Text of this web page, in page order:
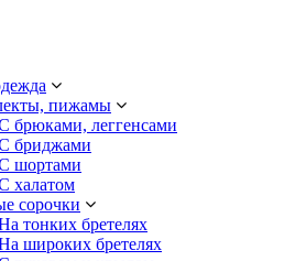
пижамы
брюками, леггенсами
бриджами
шортами
халатом
сорочки
тонких бретелях
широких бретелях